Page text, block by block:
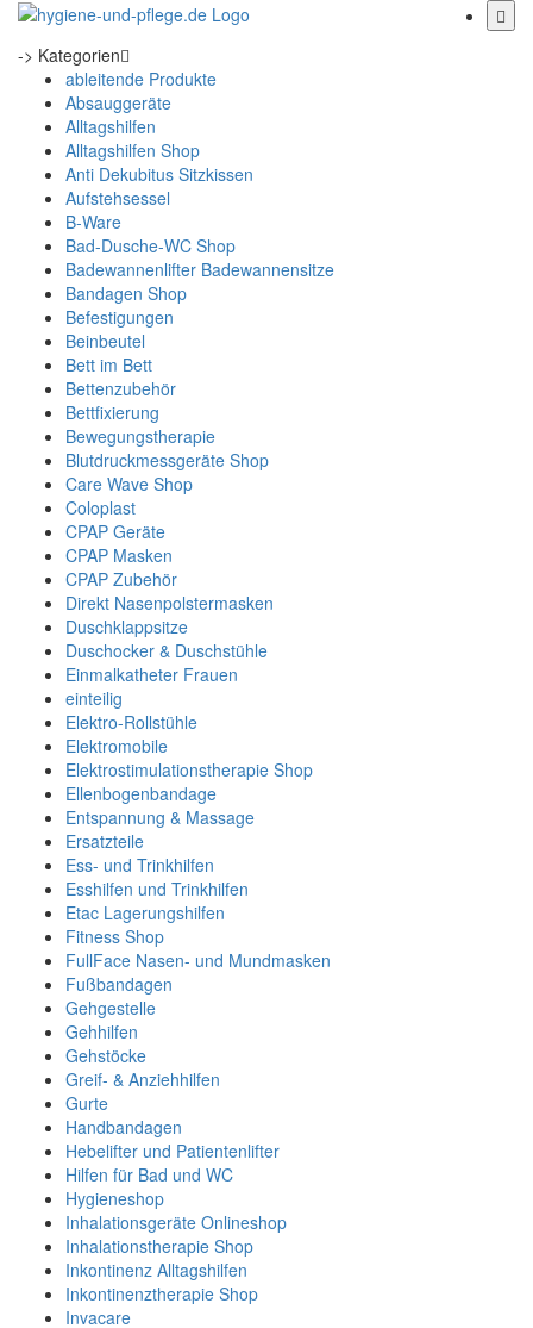
-> Kategorien
ableitende Produkte
Absauggeräte
Alltagshilfen
Alltagshilfen Shop
Anti Dekubitus Sitzkissen
Aufstehsessel
B-Ware
Bad-Dusche-WC Shop
Badewannenlifter Badewannensitze
Bandagen Shop
Befestigungen
Beinbeutel
Bett im Bett
Bettenzubehör
Bettfixierung
Bewegungstherapie
Blutdruckmessgeräte Shop
Care Wave Shop
Coloplast
CPAP Geräte
CPAP Masken
CPAP Zubehör
Direkt Nasenpolstermasken
Duschklappsitze
Duschocker & Duschstühle
Einmalkatheter Frauen
einteilig
Elektro-Rollstühle
Elektromobile
Elektrostimulationstherapie Shop
Ellenbogenbandage
Entspannung & Massage
Ersatzteile
Ess- und Trinkhilfen
Esshilfen und Trinkhilfen
Etac Lagerungshilfen
Fitness Shop
FullFace Nasen- und Mundmasken
Fußbandagen
Gehgestelle
Gehhilfen
Gehstöcke
Greif- & Anziehhilfen
Gurte
Handbandagen
Hebelifter und Patientenlifter
Hilfen für Bad und WC
Hygieneshop
Inhalationsgeräte Onlineshop
Inhalationstherapie Shop
Inkontinenz Alltagshilfen
Inkontinenztherapie Shop
Invacare